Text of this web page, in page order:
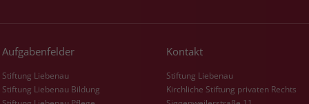
Aufgabenfelder
Stiftung Liebenau
Stiftung Liebenau Bildung
Kontakt
Stiftung Liebenau
Kirchliche Stiftung privaten Rechts